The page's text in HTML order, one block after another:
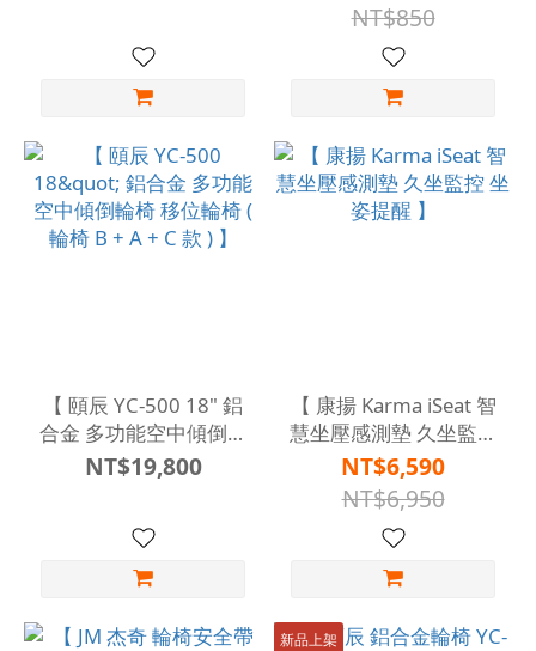
NT$850
【 頤辰 YC-500 18" 鋁
合金 多功能空中傾倒輪
A + C 款 ) 】
NT$19,800
【 康揚 Karma iSeat 智
慧坐壓感測墊 久坐監控
坐姿提醒 】
NT$6,590
NT$6,950
新品上架